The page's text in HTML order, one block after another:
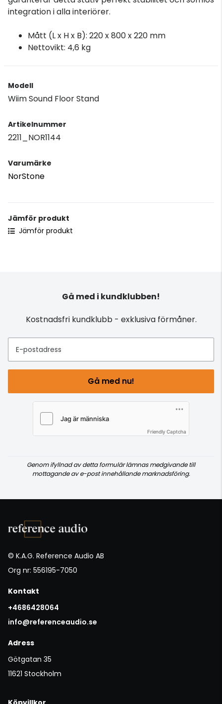
integration i alla interiörer.
Mått (L x H x B): 220 x 800 x 220 mm
Nettovikt: 4,6 kg
Modell
Wiim Sound Floor Stand
Artikelnummer
2211_NOR1144
Varumärke
NorStone
Jämför produkt
Jämför produkt
Gå med i kundklubben!
Kostnadsfri kundklubb - exklusiva förmåner.
E-postadress
Gå med nu!
Friendly Captcha
Genom ifyllnad av detta formulär lämnas medgivande till
mottagande av e-post innehållande marknadsföring.
© K.A.G. Reference Audio AB
Org nr: 556195-7050
Kontakt
+4686428064
info@referenceaudio.se
Adress
Götgatan 35
11621 Stockholm